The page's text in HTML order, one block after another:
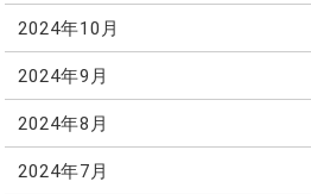
2024年10月
2024年9月
2024年8月
2024年7月